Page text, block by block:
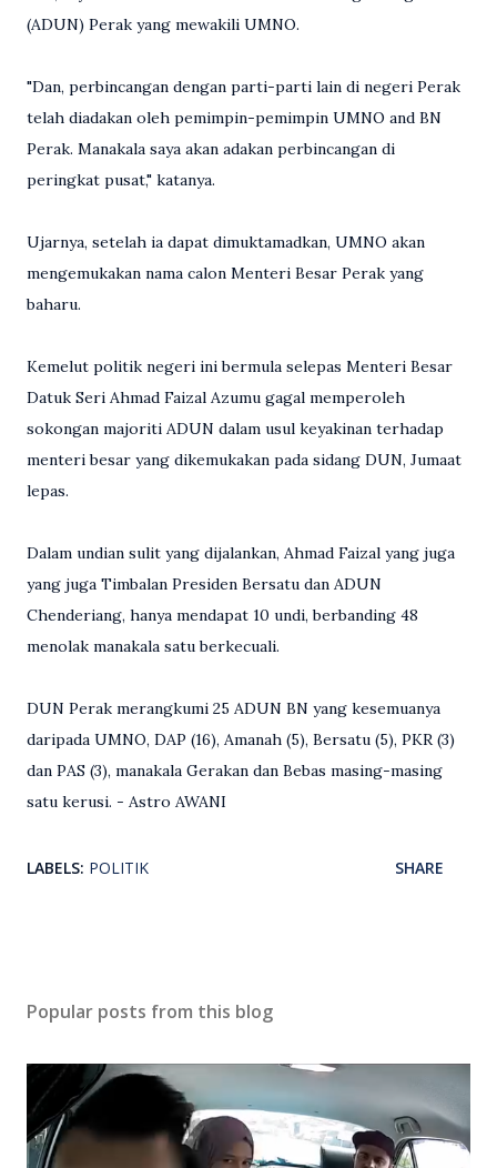
(ADUN) Perak yang mewakili UMNO.
"Dan, perbincangan dengan parti-parti lain di negeri Perak
telah diadakan oleh pemimpin-pemimpin UMNO and BN
Perak. Manakala saya akan adakan perbincangan di
peringkat pusat," katanya.
Ujarnya, setelah ia dapat dimuktamadkan, UMNO akan
mengemukakan nama calon Menteri Besar Perak yang
baharu.
Kemelut politik negeri ini bermula selepas Menteri Besar
Datuk Seri Ahmad Faizal Azumu gagal memperoleh
sokongan majoriti ADUN dalam usul keyakinan terhadap
menteri besar yang dikemukakan pada sidang DUN, Jumaat
lepas.
Dalam undian sulit yang dijalankan, Ahmad Faizal yang juga
yang juga Timbalan Presiden Bersatu dan ADUN
Chenderiang, hanya mendapat 10 undi, berbanding 48
menolak manakala satu berkecuali.
DUN Perak merangkumi 25 ADUN BN yang kesemuanya
daripada UMNO, DAP (16), Amanah (5), Bersatu (5), PKR (3)
dan PAS (3), manakala Gerakan dan Bebas masing-masing
satu kerusi. - Astro AWANI
LABELS: POLITIK SHARE
Popular posts from this blog